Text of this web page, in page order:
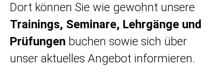
Dort können Sie wie gewohnt unsere
Trainings, Seminare, Lehrgänge und
Prüfungen buchen sowie sich über
unser aktuelles Angebot informieren.